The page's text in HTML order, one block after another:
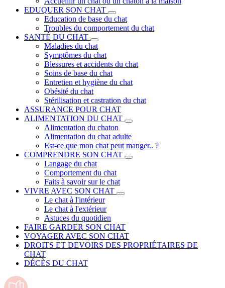
EDUQUER SON CHAT
Education de base du chat
Troubles du comportement du chat
SANTÉ DU CHAT
Maladies du chat
Symptômes du chat
Blessures et accidents du chat
Soins de base du chat
Entretien et hygiène du chat
Obésité du chat
Stérilisation et castration du chat
ASSURANCE POUR CHAT
ALIMENTATION DU CHAT
Alimentation du chaton
Alimentation du chat adulte
Est-ce que mon chat peut manger.. ?
COMPRENDRE SON CHAT
Langage du chat
Comportement du chat
Faits à savoir sur le chat
VIVRE AVEC SON CHAT
Le chat à l'intérieur
Le chat à l'extérieur
Astuces du quotidien
FAIRE GARDER SON CHAT
VOYAGER AVEC SON CHAT
DROITS ET DEVOIRS DES PROPRIÉTAIRES DE
CHAT
DÉCÈS DU CHAT